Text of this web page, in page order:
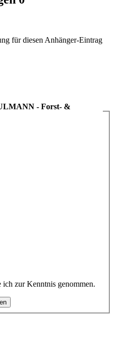
für diesen Anhänger-Eintrag
- Forst- &
ich zur Kenntnis genommen.